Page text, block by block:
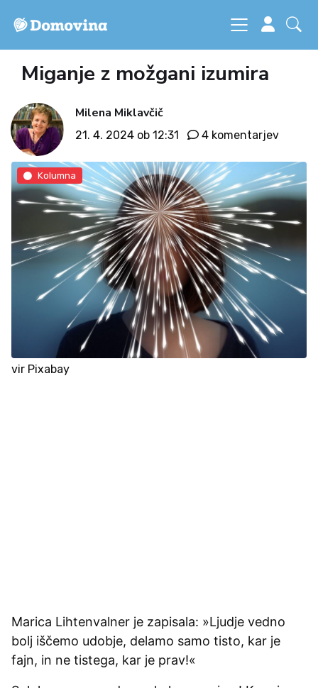
Miganje z možgani izumira
Milena Miklavčič
21. 4. 2024 ob 12:31 4 komentarjev
vir Pixabay
Kolumna
Marica Lihtenvalner je zapisala: »Ljudje vedno
bolj iščemo udobje, delamo samo tisto, kar je
fajn, in ne tistega, kar je prav!«